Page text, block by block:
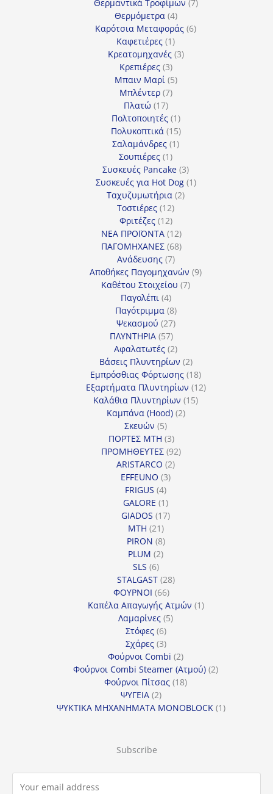
Θερμαντικά Τροφίμων 7
Θερμόμετρα 44
προϊόντα
Καρότσια Μεταφοράς 66
Καφετιέρες 11
προϊόν
Κρεατομηχανές 33
Κρεπιέρες 33
προϊόντα
Μπαιν Μαρί 55
Μπλέντερ 77
Πλατώ 1717
προϊόντα
Πολτοποιητές 11
προϊόν
Πολυκοπτικά 1515
προϊόντα
Σαλαμάνδρες 11
Σουπιέρες 11
προϊόν
Συσκευές Pancake 33
προϊόντα
Συσκευές για Hot Dog 11
Ταχυζυμωτήρια 22
Τοστιέρες 1212
προϊόντα
Φριτέζες 1212
προϊόντα
ΝΕΑ ΠΡΟΪΟΝΤΑ 1212
προϊόντα
ΠΑΓΟΜΗΧΑΝΕΣ 6868
Ανάδευσης 77
προϊόντα
Αποθήκες Παγομηχανών 99
Καθέτου Στοιχείου 77
Παγολέπι 44
προϊόντα
Παγότριμμα 88
προϊόντα
Ψεκασμού 2727
προϊόντα
ΠΛΥΝΤΗΡΙΑ 5757
προϊόντα
Αφαλατωτές 22
προϊόντα
Βάσεις Πλυντηρίων 22
προϊόντα
Εμπρόσθιας Φόρτωσης 1818
προϊόντα
Εξαρτήματα Πλυντηρίων 1212
Καλάθια Πλυντηρίων 1515
Καμπάνα (Hood) 22
Σκευών 55
προϊόντα
ΠΟΡΤΕΣ MTH 33
προϊόντα
ΠΡΟΜΗΘΕΥΤΕΣ 9292
ARISTARCO 22
EFFEUNO 33
FRIGUS 44
προϊόντα
GALORE 11
προϊόν
GIADOS 1717
MTH 2121
προϊόντα
PIRON 88
προϊόντα
PLUM 22
SLS 66
προϊόντα
STALGAST 2828
ΦΟΥΡΝΟΙ 6666
προϊόντα
Καπέλα Απαγωγής Ατμών 11
Λαμαρίνες 55
Στόφες 66
προϊόντα
Σχάρες 33
προϊόντα
Φούρνοι Combi 22
προϊόντα
Φούρνοι Combi Steamer (Ατμού) 22
Φούρνοι Πίτσας 1818
ΨΥΓΕΙΑ 22
προϊόντα
ΨΥΚΤΙΚΑ ΜΗΧΑΝΗΜΑΤΑ MONOBLOCK 11
Subscribe